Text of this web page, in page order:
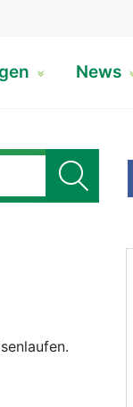
News